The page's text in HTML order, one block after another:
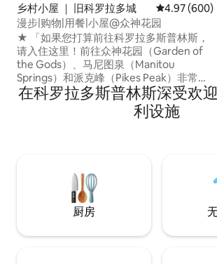
乡村小屋 ｜ 旧科罗拉多城 平均评分
4.97 (600)
漫步|购物|用餐|小屋@众神花园
★ 「如果您打算前往科罗拉多斯普林斯，
请入住这里！前往众神花园（Garden of
the Gods）、马尼图泉（Manitou
Springs）和派克峰（Pikes Peak）非常方
便！」 可携带⇛宠物 位于派克峰（Pikes
Peak）山脚下的⇛城市度假胜地，周围有
观光和旅游目的地 ⇛ 步行5分钟即可抵达
停车位 Pemit编号：A-STRP-24-0006
在科罗拉多斯普林斯深受欢
利设施
厨房